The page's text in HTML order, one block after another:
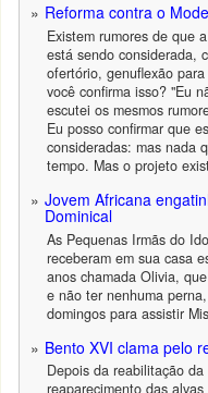
Reforma contra o
Existem rumores de que
está sendo considerada,
ofertório, genuflexão
você confirma isso? "Eu
escutei os mesmos
Eu posso confirmar que
consideradas: mas nada
tempo. Mas o projeto
Jovem Africana
Dominical
As Pequenas Irmãs do
receberam em sua casa
anos chamada Olivia,
e não ter nenhuma
domingos para assistir
Bento XVI clama pelo
Depois da reabilitação
reaparecimento das